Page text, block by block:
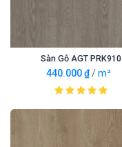
Sàn Gỗ AGT PRK910
440.000₫ /m²